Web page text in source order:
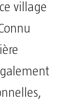
village